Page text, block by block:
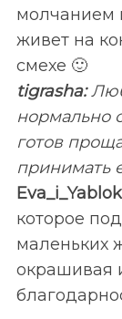
молчанием
живет на
смехе 🙂
tigrasha:
нормально
готов
принимать
Eva_i_
которое
маленьких
окрашивая